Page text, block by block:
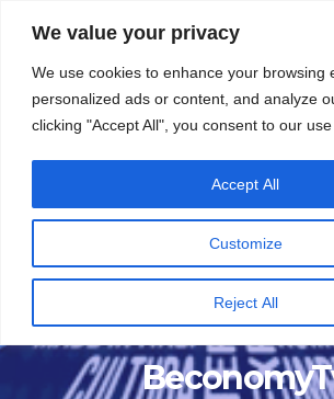
We value your privacy
We use cookies to enhance your browsing
personalized ads or content, and analyze
clicking "Accept All", you consent to our use
Customize
Reject All
Accept All
contenuto
5 Agosto 2026